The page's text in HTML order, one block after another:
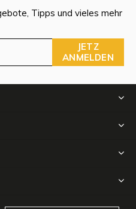
Tipps und vieles mehr
JETZ
ANMELDEN